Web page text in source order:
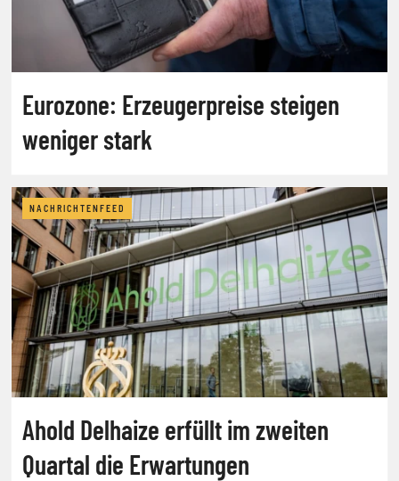
Eurozone: Erzeugerpreise steigen
weniger stark
NACHRICHTENFEED
Ahold Delhaize erfüllt im zweiten
Quartal die Erwartungen